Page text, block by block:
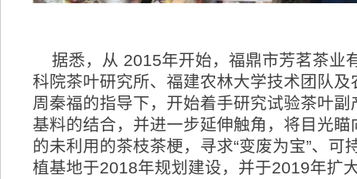
据悉，从 2015年开始，福鼎市芳茗茶业
科院茶叶研究所、福建农林大学技术团队及
周秦福的指导下，开始着手研究试验茶叶副
基料的结合，并进一步延伸触角，将目光瞄
的未利用的茶枝茶梗，寻求“变废为宝”、可
植基地于2018年规划建设，并于2019年扩